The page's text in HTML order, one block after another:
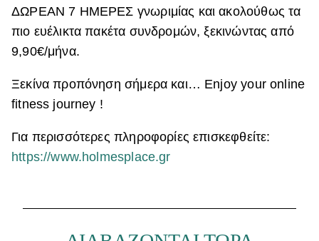
ΔΩΡΕΑΝ 7 ΗΜΕΡΕΣ γνωριμίας και ακολούθως τα
πιο ευέλικτα πακέτα συνδρομών, ξεκινώντας από
9,90€/μήνα.
Ξεκίνα προπόνηση σήμερα και… Enjoy your online
fitness journey !
Για περισσότερες πληροφορίες επισκεφθείτε:
https://www.holmesplace.gr